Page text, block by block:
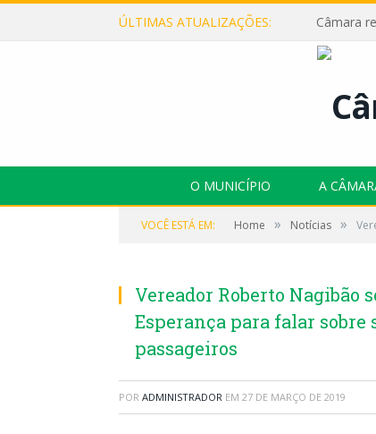
ÚLTIMAS ATUALIZAÇÕES:
O MUNICÍPIO A
VOCÊ ESTÁ EM: Home » Notícias »
Vereador Roberto Nagibão
Esperança para falar
passageiros
POR ADMINISTRADOR EM 27 DE MARÇO DE 2019